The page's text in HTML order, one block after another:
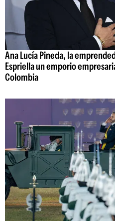
Ana Lucía Pineda, la
Espriella un emporio
Colombia